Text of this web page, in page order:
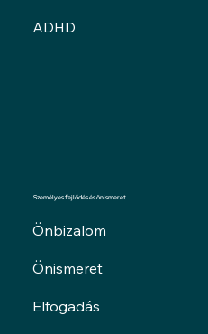
ADHD
Személyes fejlődés és önismeret
Önbizalom
Önismeret
Elfogadás